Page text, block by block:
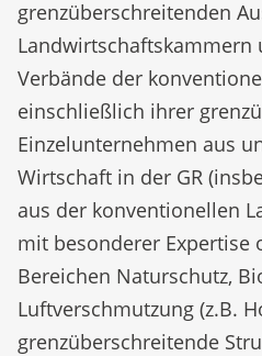
grenzüberschreitenden
Verbände der
einschließlich ihrer
Einzelunternehmen aus
Wirtschaft in der GR
aus der konventionellen
mit besonderer Expertise
Bereichen Naturschutz,
Luftverschmutzung (z.B.
grenzüberschreitende